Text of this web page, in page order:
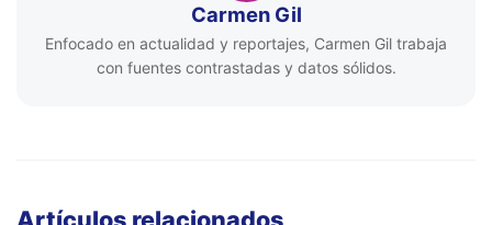
Carmen Gil
Enfocado en actualidad y reportajes, Carmen Gil trabaja
con fuentes contrastadas y datos sólidos.